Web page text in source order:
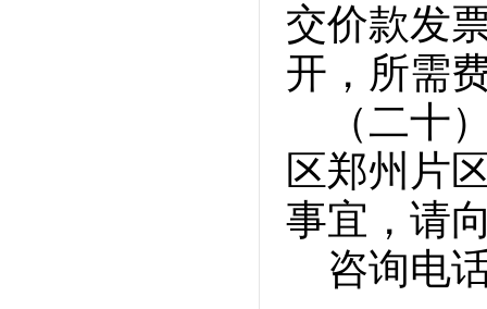
交价款发
开，所需
（二十
区郑州片
事宜，请
咨询电